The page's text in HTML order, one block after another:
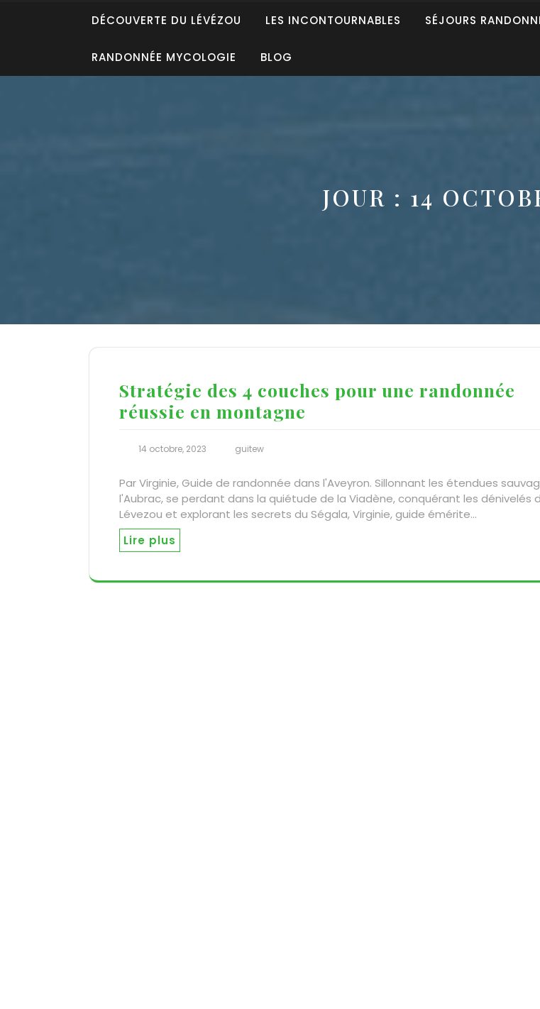
DÉCOUVERTE DU LÉVÉZOU LES INCONTOURNABLES SÉJOURS
RANDONNÉE MYCOLOGIE BLOG
JOUR : 14
Stratégie des 4 couches pour une randonnée
réussie en montagne
14 octobre, 2023 guitew
Par Virginie, Guide de randonnée dans l'Aveyron. Sillonnant les étendues
l'Aubrac, se perdant dans la quiétude de la Viadène, conquérant les dénivelés
Lévezou et explorant les secrets du Ségala, Virginie, guide émérite…
Lire plus